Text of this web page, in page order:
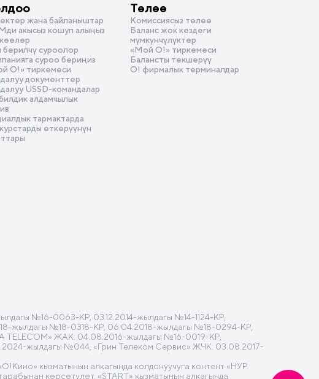
жана байланыштар
акысыз кошуп алыңыз
берилчү суроолор
суроо бериңиз
О!» тиркемеси
документтер
USSD-командалар
алдамчылык
тармактарда
өткөрүүнүн
Төлөө
Комиссиясыз төлөө
Баланс жок кездеги
мүмкүнчүлүктөр
«Мой О!» тиркемеси
Балансты текшерүү
О! фирмалык терминалдар
№16-0063-КР, 03.12.2014-жылдагы №14-1124-КР,
жылдагы №18-0318-КР, 06.04.2018-жылдагы №18-0294-КР,
TELECOM» ЖАК: 04.08.2016-жылдагы №16-0019-КР,
жылдагы №044, «Грин Телеком Сервис» ЖЧК: 03.08.2017-
кызматынын алкагында колдонуучуга контент «НУР
көрсөтүлөт. «START» кызматынын алкагында